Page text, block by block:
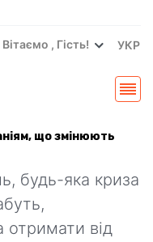
Вітаємo , Гість! УКР
що змінюють
будь-яка криза
від